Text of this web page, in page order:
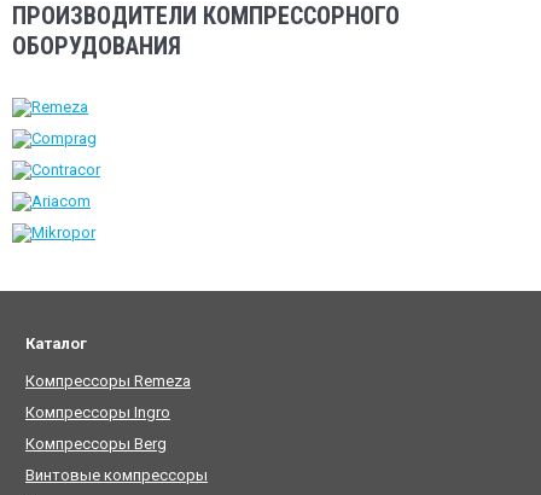
ПРОИЗВОДИТЕЛИ КОМПРЕССОРНОГО
ОБОРУДОВАНИЯ
Каталог
Компрессоры Remeza
Компрессоры Ingro
Компрессоры Berg
Винтовые компрессоры